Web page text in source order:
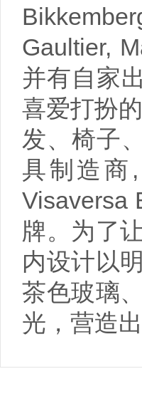
Gaultier,
并有自家
喜爱打扮
发、椅子
具制造商,
Visaversa
牌。为了
内设计以
茶色玻璃
光，营造